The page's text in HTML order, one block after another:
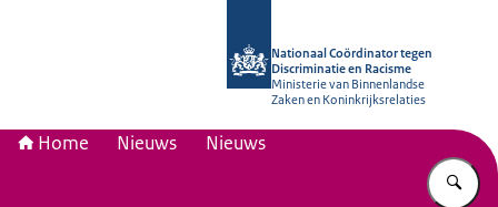
Nationaal Coördinator tegen
Discriminatie en Racisme
Ministerie van Binnenlandse
Zaken en Koninkrijksrelaties
Home Nieuws Nieuws